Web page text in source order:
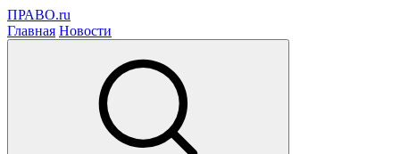
ПРАВО.ru
Главная Новости